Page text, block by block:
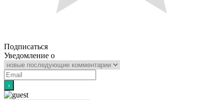
Подписаться
Уведомление о